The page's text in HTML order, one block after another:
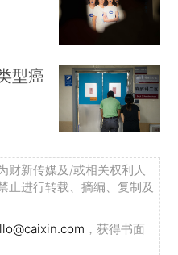
型癌
财新传媒及/或相关权利人
止进行转载、摘编、复制及
，获得书面